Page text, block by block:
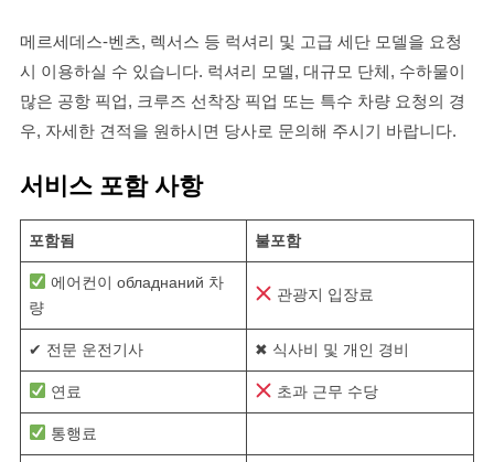
메르세데스-벤츠, 렉서스 등 럭셔리 및 고급 세단 모델을 요청
시 이용하실 수 있습니다. 럭셔리 모델, 대규모 단체, 수하물이
많은 공항 픽업, 크루즈 선착장 픽업 또는 특수 차량 요청의 경
우, 자세한 견적을 원하시면 당사로 문의해 주시기 바랍니다.
서비스 포함 사항
포함됨 불포함
에어컨이 обладнаний 차
량
관광지 입장료
✔ 전문 운전기사 ✖ 식사비 및 개인 경비
연료 초과 근무 수당
통행료